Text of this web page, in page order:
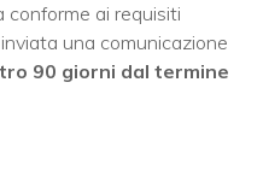
conforme ai requisiti
una comunicazione
90 giorni dal termine